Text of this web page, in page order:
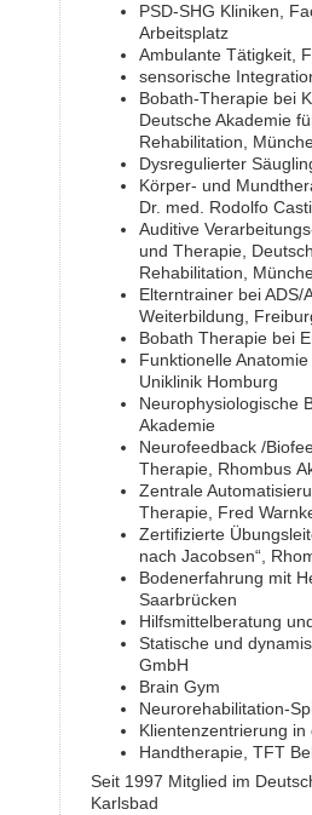
PSD-SHG Kliniken,
Arbeitsplatz
Ambulante Tätigkeit,
sensorische
Bobath-Therapie bei
Deutsche Akademie
Rehabilitation,
Dysregulierter
Körper- und
Dr. med. Rodolfo
Auditive
und Therapie,
Rehabilitation,
Elterntrainer bei
Weiterbildung,
Bobath Therapie bei
Funktionelle
Uniklinik Homburg
Neurophysiologische
Akademie
Neurofeedback /
Therapie, Rhombus
Zentrale
Therapie, Fred
Zertifizierte
nach Jacobsen“,
Bodenerfahrung mit
Saarbrücken
Hilfsmittelberatung
Statische und
GmbH
Brain Gym
Neurorehabilitation-
Klientenzentrierung
Handtherapie, TFT
Seit 1997 Mitglied im
Karlsbad